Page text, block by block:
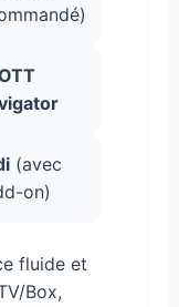
(avec
on)
fluide et
Box,